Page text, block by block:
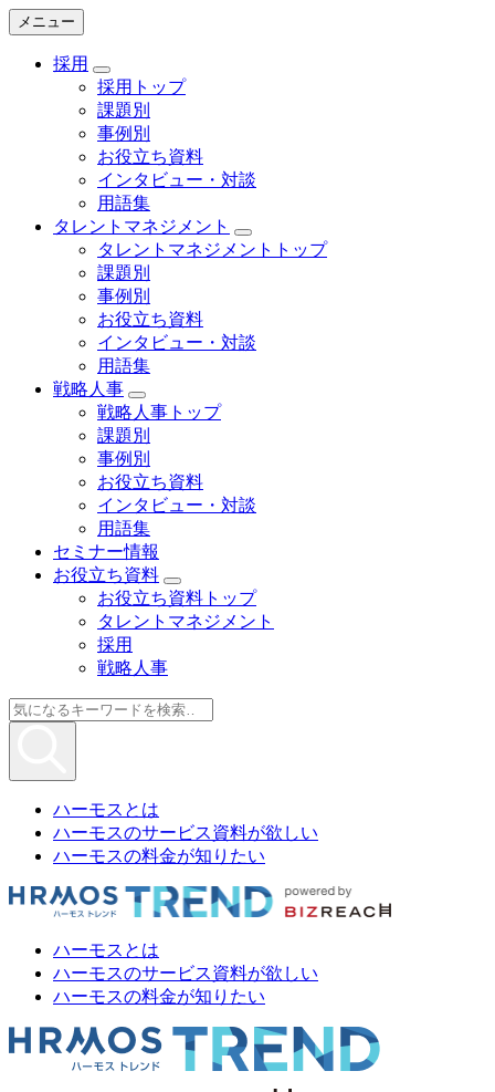
メニュー
採用
採用トップ
課題別
事例別
お役立ち資料
インタビュー・対談
用語集
タレントマネジメント
タレントマネジメントトップ
課題別
事例別
お役立ち資料
インタビュー・対談
用語集
戦略人事
戦略人事トップ
課題別
事例別
お役立ち資料
インタビュー・対談
用語集
セミナー情報
お役立ち資料
お役立ち資料トップ
タレントマネジメント
採用
戦略人事
ハーモスとは
ハーモスのサービス資料が欲しい
ハーモスの料金が知りたい
ハーモスとは
ハーモスのサービス資料が欲しい
ハーモスの料金が知りたい